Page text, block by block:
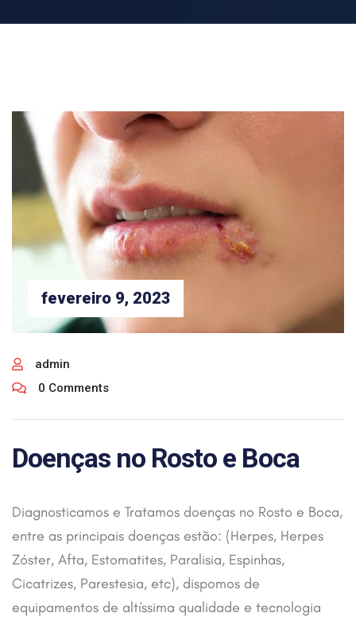
fevereiro 9, 2023
admin
0 Comments
Doenças no Rosto e Boca
Diagnosticamos e Tratamos doenças no Rosto e Boca,
entre as principais doenças estão: (Herpes, Herpes
Zóster, Afta, Estomatites, Paralisia, Espinhas,
Cicatrizes, Parestesia, etc), dispomos de
equipamentos de altíssima qualidade e tecnologia